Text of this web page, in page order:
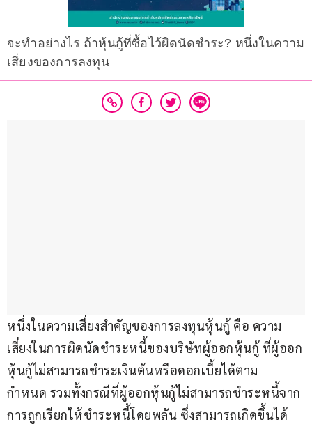
จะทำอย่างไร ถ้าหุ้นกู้ที่ซื้อไว้ผิดนัดชำระ? หนึ่งในความ
เสี่ยงของการลงทุน
หนึ่งในความเสี่ยงสำคัญของการลงทุนหุ้นกู้ คือ ความ
เสี่ยงในการผิดนัดชำระหนี้ของบริษัทผู้ออกหุ้นกู้ ที่ผู้ออก
หุ้นกู้ไม่สามารถชำระเงินต้นหรือดอกเบี้ยได้ตาม
กำหนด รวมทั้งกรณีที่ผู้ออกหุ้นกู้ไม่สามารถชำระหนี้จาก
การถูกเรียกให้ชำระหนี้โดยพลัน ซึ่งสามารถเกิดขึ้นได้